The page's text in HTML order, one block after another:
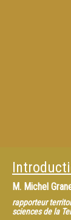
M. Michel
rapporteur
sciences de la